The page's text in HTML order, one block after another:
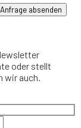
oder stellt
wir auch.